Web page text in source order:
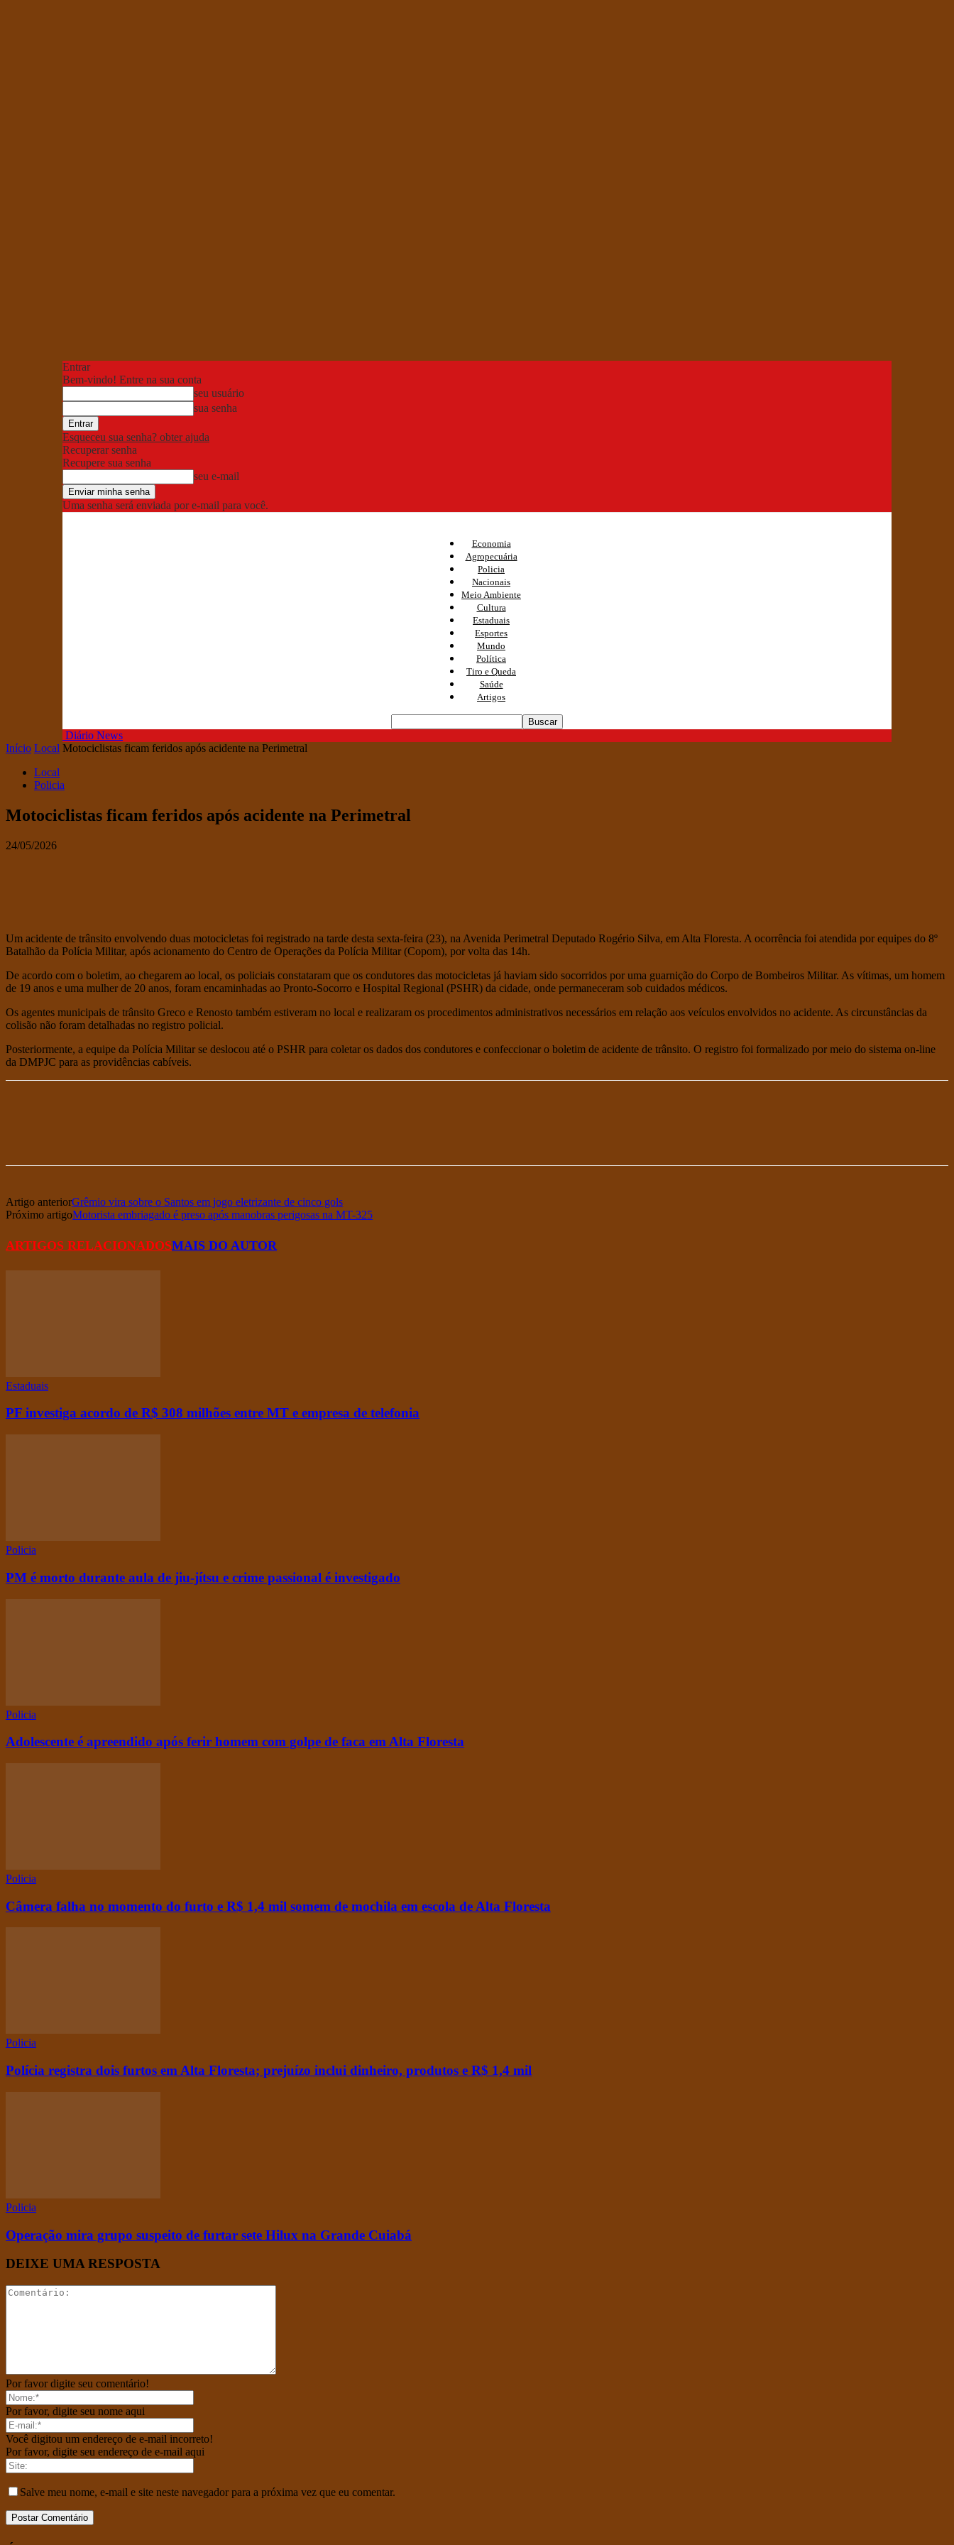
Entrar
Bem-vindo! Entre na sua conta
seu usuário
sua senha
Esqueceu sua senha? obter ajuda
Recuperar senha
Recupere sua senha
seu e-mail
Uma senha será enviada por e-mail para você.
Economia
Agropecuária
Policia
Nacionais
Meio Ambiente
Cultura
Estaduais
Esportes
Mundo
Política
Tiro e Queda
Saúde
Artigos
Diário News
Início Local Motociclistas ficam feridos após acidente na Perimetral
Local
Policia
Motociclistas ficam feridos após acidente na Perimetral
24/05/2026
Um acidente de trânsito envolvendo duas motocicletas foi registrado na tarde desta sexta-feira (23), na Avenida Perimetral Deputado Rogério Silva, em Alta Floresta. A ocorrência foi atendida por equipes do 8º
Batalhão da Polícia Militar, após acionamento do Centro de Operações da Polícia Militar (Copom), por volta das 14h.
De acordo com o boletim, ao chegarem ao local, os policiais constataram que os condutores das motocicletas já haviam sido socorridos por uma guarnição do Corpo de Bombeiros Militar. As vítimas, um homem
de 19 anos e uma mulher de 20 anos, foram encaminhadas ao Pronto-Socorro e Hospital Regional (PSHR) da cidade, onde permaneceram sob cuidados médicos.
Os agentes municipais de trânsito Greco e Renosto também estiveram no local e realizaram os procedimentos administrativos necessários em relação aos veículos envolvidos no acidente. As circunstâncias da
colisão não foram detalhadas no registro policial.
Posteriormente, a equipe da Polícia Militar se deslocou até o PSHR para coletar os dados dos condutores e confeccionar o boletim de acidente de trânsito. O registro foi formalizado por meio do sistema on-line
da DMPJC para as providências cabíveis.
Artigo anteriorGrêmio vira sobre o Santos em jogo eletrizante de cinco gols
Próximo artigoMotorista embriagado é preso após manobras perigosas na MT-325
ARTIGOS RELACIONADOSMAIS DO AUTOR
Estaduais
PF investiga acordo de R$ 308 milhões entre MT e empresa de telefonia
Policia
PM é morto durante aula de jiu-jítsu e crime passional é investigado
Policia
Adolescente é apreendido após ferir homem com golpe de faca em Alta Floresta
Policia
Câmera falha no momento do furto e R$ 1,4 mil somem de mochila em escola de Alta Floresta
Policia
Polícia registra dois furtos em Alta Floresta; prejuízo inclui dinheiro, produtos e R$ 1,4 mil
Policia
Operação mira grupo suspeito de furtar sete Hilux na Grande Cuiabá
DEIXE UMA RESPOSTA
Por favor digite seu comentário!
Por favor, digite seu nome aqui
Você digitou um endereço de e-mail incorreto!
Por favor, digite seu endereço de e-mail aqui
Salve meu nome, e-mail e site neste navegador para a próxima vez que eu comentar.